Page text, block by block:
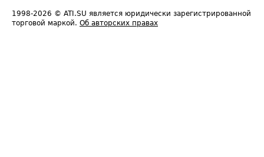
1998-2026 © ATI.SU является юридически зарегистрированной
торговой маркой. Об авторских правах